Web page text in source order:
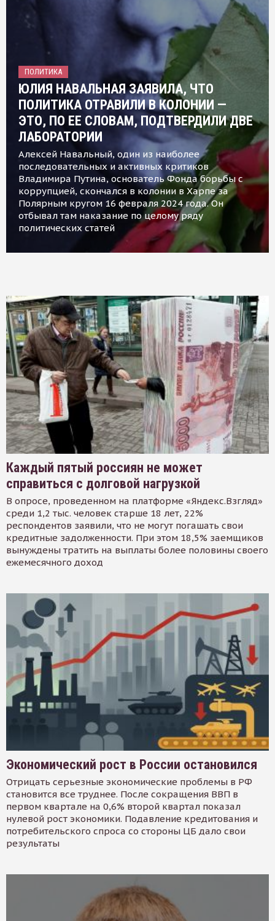
ПОЛИТИКА
ЮЛИЯ НАВАЛЬНАЯ ЗАЯВИЛА, ЧТО
ПОЛИТИКА ОТРАВИЛИ В КОЛОНИИ —
ЭТО, ПО ЕЕ СЛОВАМ, ПОДТВЕРДИЛИ ДВЕ
ЛАБОРАТОРИИ
Алексей Навальный, один из наиболее
последовательных и активных критиков
Владимира Путина, основатель Фонда борьбы с
коррупцией, скончался в колонии в Харпе за
Полярным кругом 16 февраля 2024 года. Он
отбывал там наказание по целому ряду
политических статей
Каждый пятый россиян не может
справиться с долговой нагрузкой
В опросе, проведенном на платформе «Яндекс.Взгляд»
среди 1,2 тыс. человек старше 18 лет, 22%
респондентов заявили, что не могут погашать свои
кредитные задолженности. При этом 18,5% заемщиков
вынуждены тратить на выплаты более половины своего
ежемесячного доход
Экономический рост в России остановился
Отрицать серьезные экономические проблемы в РФ
становится все труднее. После сокращения ВВП в
первом квартале на 0,6% второй квартал показал
нулевой рост экономики. Подавление кредитования и
потребительского спроса со стороны ЦБ дало свои
результаты